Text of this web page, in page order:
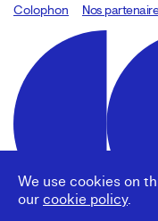
We use cookies on
our cookie policy.
Colophon
Design:Marcel Kaczmarek,
Nos